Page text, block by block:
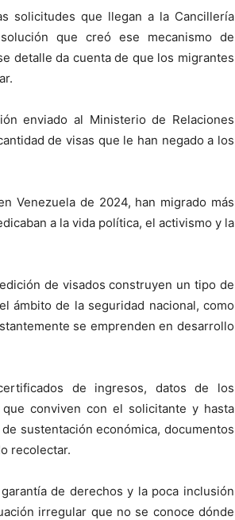
solicitudes que llegan a la Cancillería
que creó ese mecanismo de
detalle da cuenta de que los migrantes
enviado al Ministerio de Relaciones
de visas que le han negado a los
Venezuela de 2024, han migrado más
a la vida política, el activismo y la
de visados construyen un tipo de
ámbito de la seguridad nacional, como
se emprenden en desarrollo
de ingresos, datos de los
conviven con el solicitante y hasta
sustentación económica, documentos
recolectar.
de derechos y la poca inclusión
irregular que no se conoce dónde